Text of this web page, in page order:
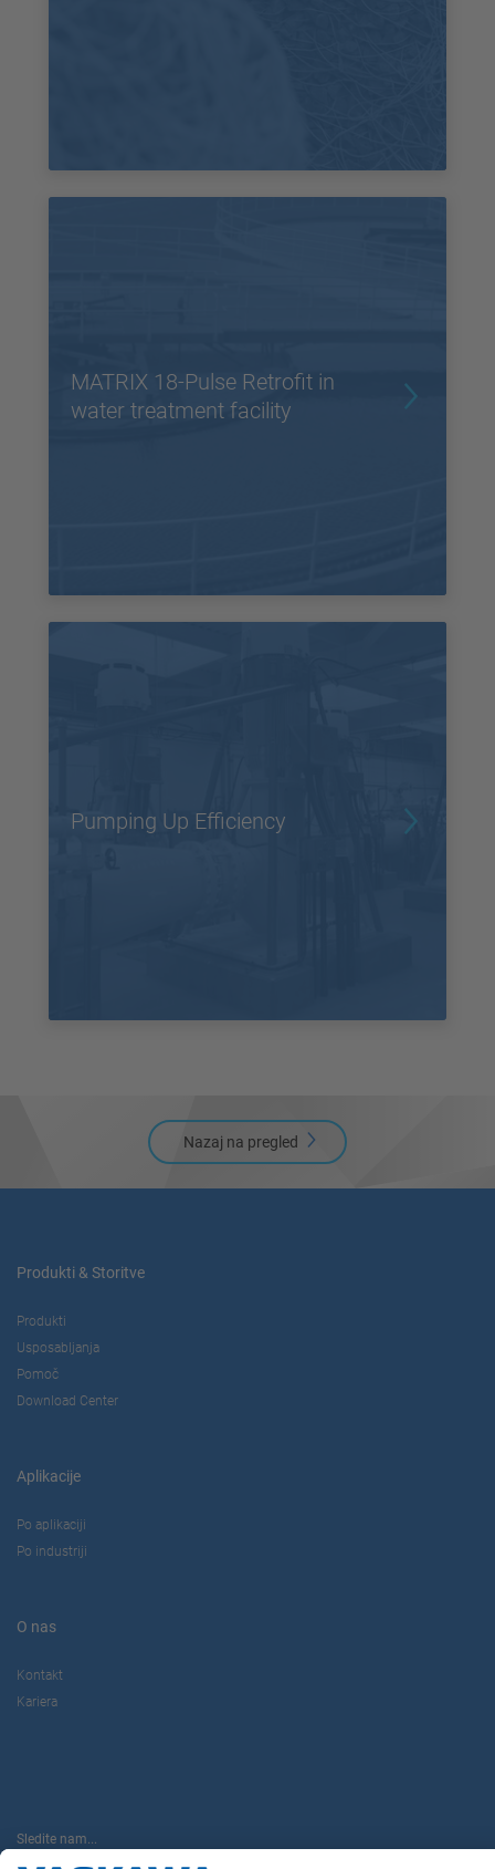
MATRIX 18-Pulse Retrofit in
water treatment facility
Pumping Up Efficiency
Nazaj na pregled
Produkti & Storitve
Produkti
Usposabljanja
Pomoč
Download Center
Aplikacije
Po aplikaciji
Po industriji
O nas
Kontakt
Kariera
Sledite nam...